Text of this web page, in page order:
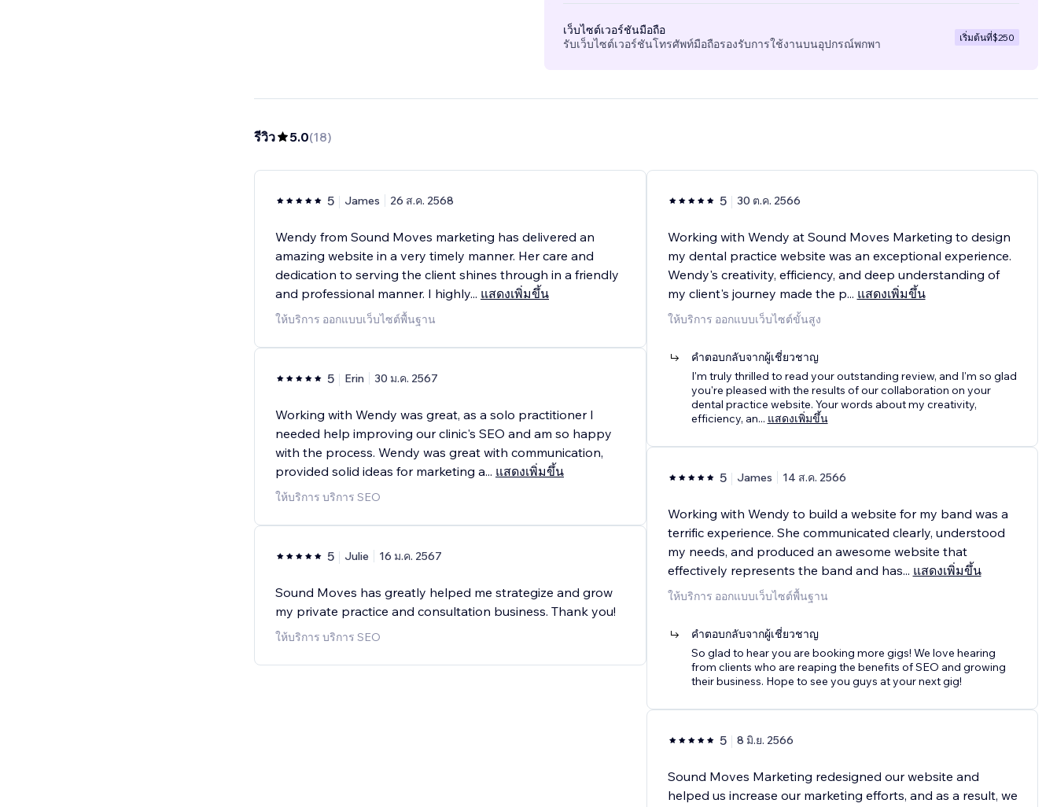
เว็บไซต์เวอร์ชันมือถือ
รับเว็บไซต์เวอร์ชันโทรศัพท์มือถือรองรับการใช้งานบนอุปกรณ์พกพา
เริ่มต้นที่$250
รีวิว 5.0(18)
5 James 26 ส.ค. 2568
Wendy from Sound Moves marketing has delivered an
amazing website in a very timely manner. Her care and
dedication to serving the client shines through in a friendly
and professional manner. I highly... แสดงเพิ่มขึ้น
ให้บริการ ออกแบบเว็บไซต์พื้นฐาน
5 Erin 30 ม.ค. 2567
Working with Wendy was great, as a solo practitioner I
needed help improving our clinic's SEO and am so happy
with the process. Wendy was great with communication,
provided solid ideas for marketing a... แสดงเพิ่มขึ้น
ให้บริการ บริการ SEO
5 Julie 16 ม.ค. 2567
Sound Moves has greatly helped me strategize and grow
my private practice and consultation business. Thank you!
ให้บริการ บริการ SEO
5 30 ต.ค. 2566
Working with Wendy at Sound Moves Marketing to design
my dental practice website was an exceptional experience.
Wendy's creativity, efficiency, and deep understanding of
my client's journey made the p... แสดงเพิ่มขึ้น
ให้บริการ ออกแบบเว็บไซต์ขั้นสูง
คำตอบกลับจากผู้เชี่ยวชาญ
I'm truly thrilled to read your outstanding review, and I'm so glad
you're pleased with the results of our collaboration on your
dental practice website. Your words about my creativity,
efficiency, an... แสดงเพิ่มขึ้น
5 James 14 ส.ค. 2566
Working with Wendy to build a website for my band was a
terrific experience. She communicated clearly, understood
my needs, and produced an awesome website that
effectively represents the band and has... แสดงเพิ่มขึ้น
ให้บริการ ออกแบบเว็บไซต์พื้นฐาน
คำตอบกลับจากผู้เชี่ยวชาญ
So glad to hear you are booking more gigs! We love hearing
from clients who are reaping the benefits of SEO and growing
their business. Hope to see you guys at your next gig!
5 8 มิ.ย. 2566
Sound Moves Marketing redesigned our website and
helped us increase our marketing efforts, and as a result, we